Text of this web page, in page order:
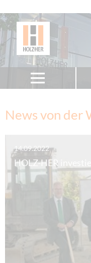
News von der
14.09.2022
HOLZ-HER